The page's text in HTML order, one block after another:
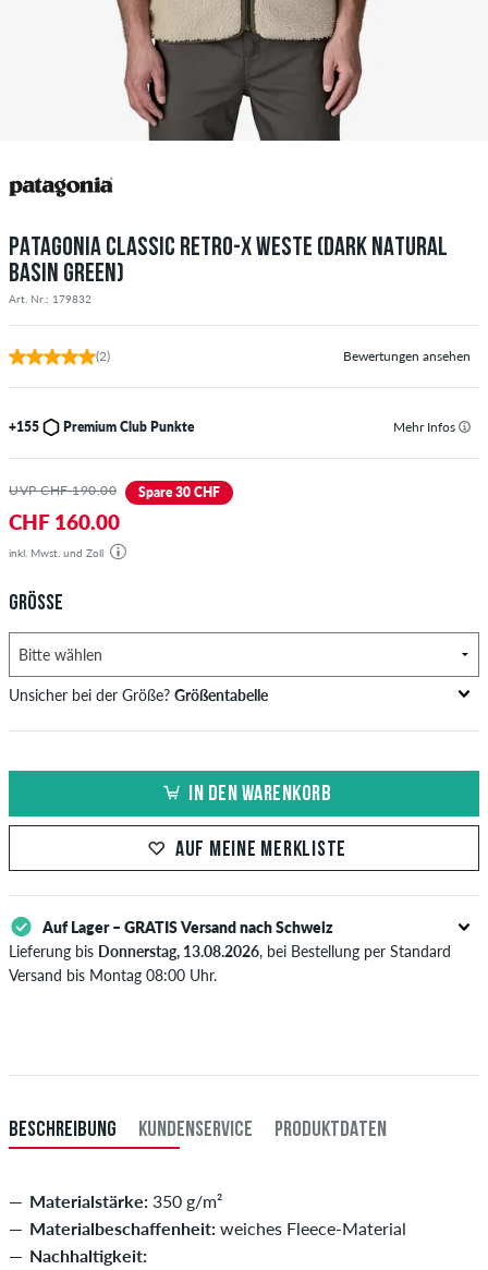
PATAGONIA CLASSIC RETRO-X WESTE (DARK NATURAL
BASIN GREEN)
Art. Nr.: 179832
(2) Bewertungen ansehen
+155 Premium Club Punkte Mehr Infos
UVP CHF 190.00 Spare 30 CHF
CHF 160.00
inkl. Mwst. und Zoll
GRÖSSE
Unsicher bei der Größe? Größentabelle
US EU
in cm
in cm
XS 42 82-87 69-74 82-87
L 50/52 100-106 87-93 100-106
XXXL 60 121-127 108-114 121-127
IN DEN WARENKORB
AUF MEINE MERKLISTE
Auf Lager – GRATIS Versand nach Schweiz
Lieferung bis Donnerstag, 13.08.2026, bei Bestellung per Standard
Versand bis Montag 08:00 Uhr.
Zahlung.
BESCHREIBUNG KUNDENSERVICE PRODUKTDATEN
Materialstärke: 350 g/m²
Materialbeschaffenheit: weiches Fleece-Material
Nachhaltigkeit: